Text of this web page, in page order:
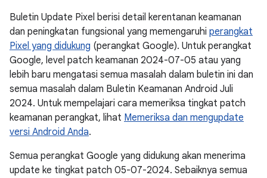
Buletin Update Pixel berisi detail kerentanan keamanan
dan peningkatan fungsional yang memengaruhi perangkat
Pixel yang didukung (perangkat Google). Untuk perangkat
Google, level patch keamanan 2024-07-05 atau yang
lebih baru mengatasi semua masalah dalam buletin ini dan
semua masalah dalam Buletin Keamanan Android Juli
2024. Untuk mempelajari cara memeriksa tingkat patch
keamanan perangkat, lihat Memeriksa dan mengupdate
versi Android Anda.
Semua perangkat Google yang didukung akan menerima
update ke tingkat patch 05-07-2024. Sebaiknya semua